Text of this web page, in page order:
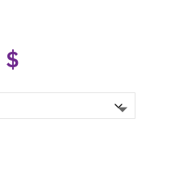
$Plage
prix :
à